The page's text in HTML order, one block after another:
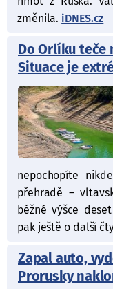
změnila.iDNES.cz
Do Orlíku teče
Situace je
nepochopíte
přehradě –
běžné výšce
pak ještě o další
Zapal auto,
Prorusky